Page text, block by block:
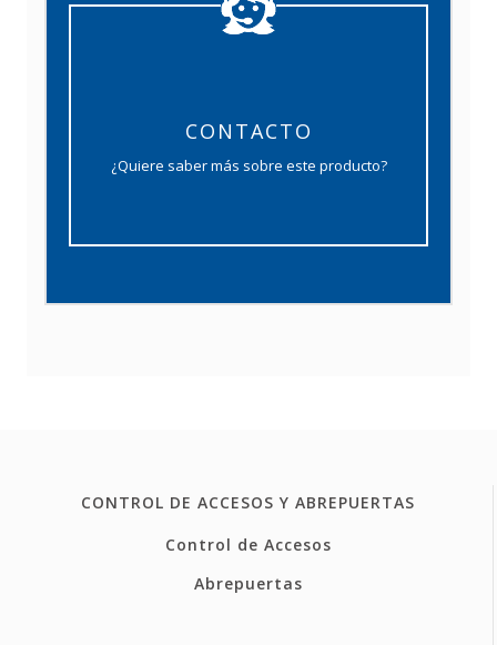
CONTACTO
¿Quiere saber más sobre este producto?
CONTROL DE ACCESOS Y ABREPUERTAS
Control de Accesos
Abrepuertas